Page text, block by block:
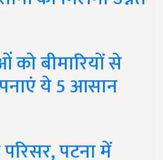
बीमारियों से
ये 5 आसान
पटना में